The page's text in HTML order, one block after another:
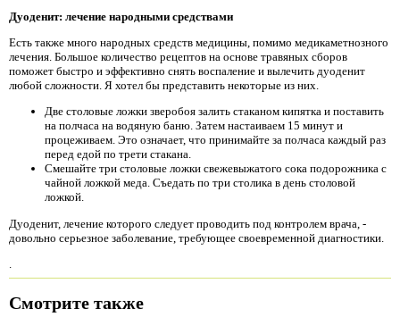
Дуоденит: лечение народными средствами
Есть также много народных средств медицины, помимо медикаметнозного
лечения. Большое количество рецептов на основе травяных сборов
поможет быстро и эффективно снять воспаление и вылечить дуоденит
любой сложности. Я хотел бы представить некоторые из них.
Две столовые ложки зверобоя залить стаканом кипятка и поставить
на полчаса на водяную баню. Затем настаиваем 15 минут и
процеживаем. Это означает, что принимайте за полчаса каждый раз
перед едой по трети стакана.
Смешайте три столовые ложки свежевыжатого сока подорожника с
чайной ложкой меда. Съедать по три столика в день столовой
ложкой.
Дуоденит, лечение которого следует проводить под контролем врача, -
довольно серьезное заболевание, требующее своевременной диагностики.
.
Смотрите также